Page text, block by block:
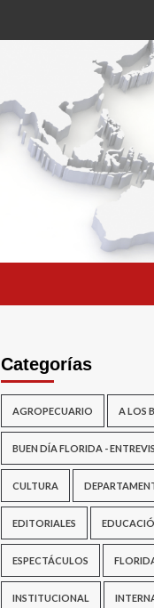
Categorías
AGROPECUARIO A LOS
BUEN DÍA FLORIDA -
CULTURA
EDITORIALES
ESPECTÁCULOS
INSTITUCIONAL